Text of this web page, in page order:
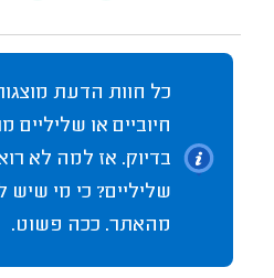
כל חוות הדעת
חיוביים או שליליים
בדיוק. אז למה לא
שליליים? כי מי שיש
מהאתר. ככה פשוט.